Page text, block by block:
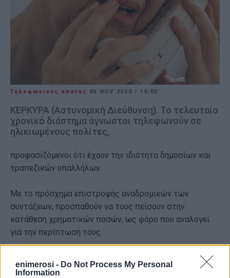
enimerosi - Do Not Process My Personal
Information
Τηλεφωνικές απάτες 06 NOV 2020/ 14:02
ΚΕΡΚΥΡΑ (Αστυνομική Διεύθυνση). Το τελευταίο
χρονικό διάστημα άγνωστοι τηλεφωνούν σε
ηλικιωμένους πολίτες,
προφασιζόμενοι ότι έχουν την ιδιότητα δημοσίων και
τραπεζικών υπαλλήλων.
Με το πρόσχημα επιστροφής αναδρομικών των
συντάξεων, προσπαθούν να τους πείσουν στην
κατάθεση χρηματικών ποσών, ως φόρο που αναλογεί
για την περίπτωσή τους.
σχετικά με την αποφυγή περιστατικών απατών